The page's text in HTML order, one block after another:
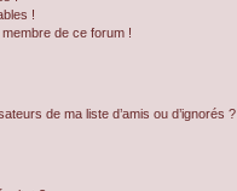
!
membre de ce forum !
de ma liste d’amis ou d’ignorés ?